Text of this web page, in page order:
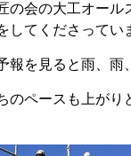
の会の大工オール
してくださってい
報を見ると雨、
のペースも上がり